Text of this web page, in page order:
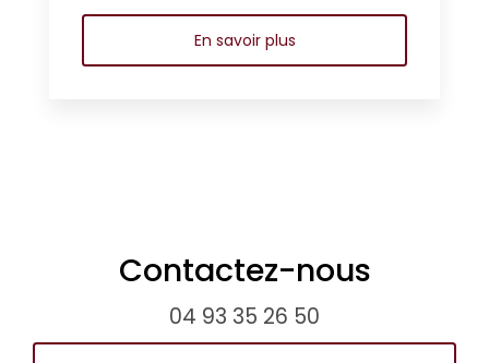
En savoir plus
Contactez-nous
04 93 35 26 50